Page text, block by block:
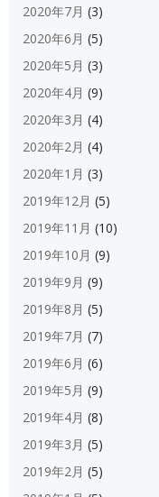
2020年7月 (3)
2020年6月 (5)
2020年5月 (3)
2020年4月 (9)
2020年3月 (4)
2020年2月 (4)
2020年1月 (3)
2019年12月 (5)
2019年11月 (10)
2019年10月 (9)
2019年9月 (9)
2019年8月 (5)
2019年7月 (7)
2019年6月 (6)
2019年5月 (9)
2019年4月 (8)
2019年3月 (5)
2019年2月 (5)